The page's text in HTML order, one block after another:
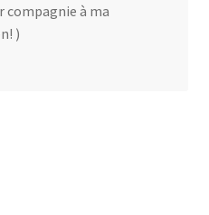
à ma
)